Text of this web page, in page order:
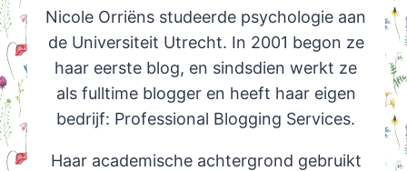
Nicole Orriëns studeerde psychologie aan
de Universiteit Utrecht. In 2001 begon ze
haar eerste blog, en sindsdien werkt ze
als fulltime blogger en heeft haar eigen
bedrijf: Professional Blogging Services.
Haar academische achtergrond gebruikt